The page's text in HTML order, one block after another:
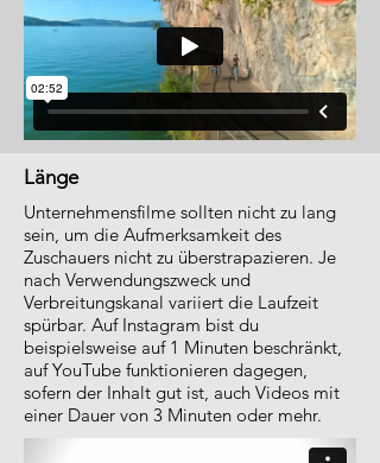
Länge
Unternehmensfilme sollten nicht zu lang
sein, um die Aufmerksamkeit des
Zuschauers nicht zu überstrapazieren. Je
nach Verwendungszweck und
Verbreitungskanal variiert die Laufzeit
spürbar. Auf Instagram bist du
beispielsweise auf 1 Minuten beschränkt,
auf YouTube funktionieren dagegen,
sofern der Inhalt gut ist, auch Videos mit
einer Dauer von 3 Minuten oder mehr.